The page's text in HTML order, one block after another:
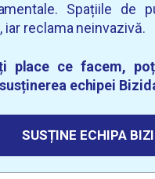
Spațiile de
iar reclama neinvazivă.
place ce facem,
echipei
SUSȚINE ECHIPA